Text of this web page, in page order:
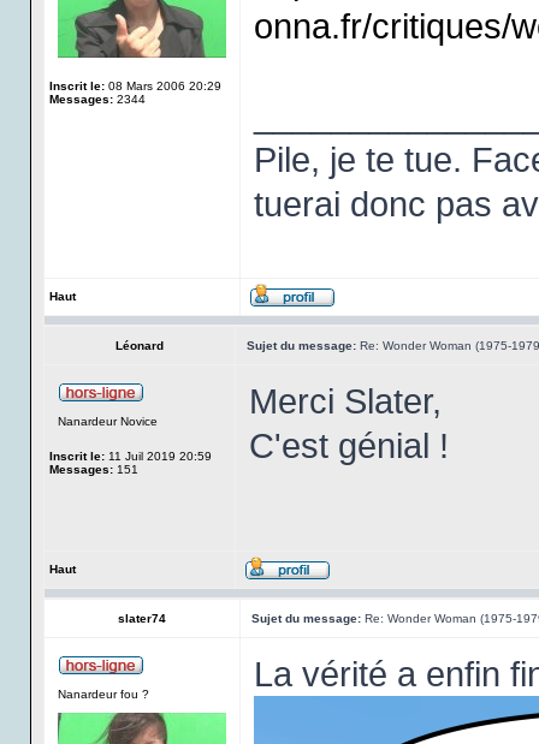
Inscrit le: 08 Mars 2006 20:29
Messages: 2344
onna.fr/critiques/
Pile, je te tue.
tuerai donc pas
Haut
Léonard Sujet du message: Re: Wonder Woman (1975-
Nanardeur Novice
Inscrit le: 11 Juil 2019 20:59
Messages: 151
Merci Slater,
C'est génial !
Haut
slater74 Sujet du message: Re: Wonder Woman (1975-
Nanardeur fou ?
La vérité a enfin